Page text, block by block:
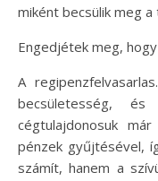
miként becsülik meg
Engedjétek meg,
A
becsületesség,
cégtulajdonosuk
pénzek gyűjtésével,
számít, hanem a